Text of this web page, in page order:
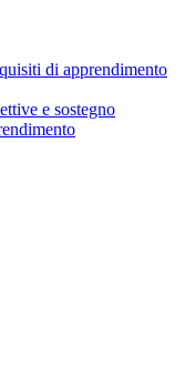
di apprendimento
e sostegno